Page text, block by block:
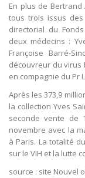
En plus de Bertrand
tous trois issus
directorial du
deux médecins :
Françoise Barré-
découvreur du virus
en compagnie du Pr
Après les 373,9
la collection Yves
seconde vente de
novembre avec la
à Paris. La totalité
sur le VIH et la lutte
source : site Nouvel